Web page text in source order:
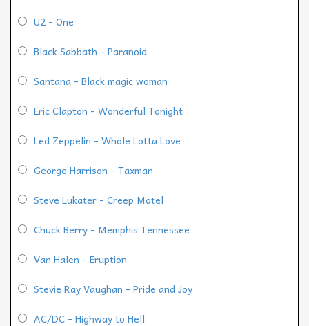
U2 - One
Black Sabbath - Paranoid
Santana - Black magic woman
Eric Clapton - Wonderful Tonight
Led Zeppelin - Whole Lotta Love
George Harrison - Taxman
Steve Lukater - Creep Motel
Chuck Berry - Memphis Tennessee
Van Halen - Eruption
Stevie Ray Vaughan - Pride and Joy
AC/DC - Highway to Hell